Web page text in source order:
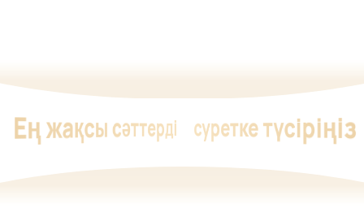
Ең жақсы сәттерді суретке түсіріңіз